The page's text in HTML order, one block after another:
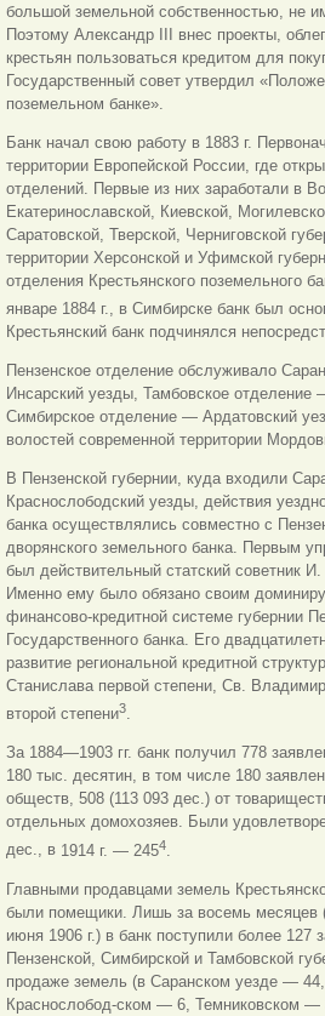
большой земельной собственностью, не
Поэтому Александр III внес проекты,
крестьян пользоваться кредитом для
Государственный совет утвердил
поземельном банке».
Банк начал свою работу в 1883 г.
территории Европейской России, где
отделений. Первые из них заработали в
Екатеринославской, Киевской,
Саратовской, Тверской, Черниговской
территории Херсонской и Уфимской
отделения Крестьянского поземельного
январе 1884 г., в Симбирске банк был
Крестьянский банк подчинялся
Пензенское отделение обслуживало
Инсарский уезды, Тамбовское отделение
Симбирское отделение — Ардатовский
волостей современной территории
В Пензенской губернии, куда входили
Краснослободский уезды, действия
банка осуществлялись совместно с
дворянского земельного банка. Первым
был действительный статский советник
Именно ему было обязано своим
финансово-кредитной системе губернии
Государственного банка. Его
развитие региональной кредитной
Станислава первой степени, Св.
второй степени3.
За 1884—1903 гг. банк получил 778
180 тыс. десятин, в том числе 180
обществ, 508 (113 093 дес.) от
отдельных домохозяев. Были
дес., в 1914 г. — 2454
Главными продавцами земель
были помещики. Лишь за восемь месяцев
июня 1906 г.) в банк поступили более 127
Пензенской, Симбирской и Тамбовской
продаже земель (в Саранском уезде —
Краснослобод-ском — 6, Темниковском